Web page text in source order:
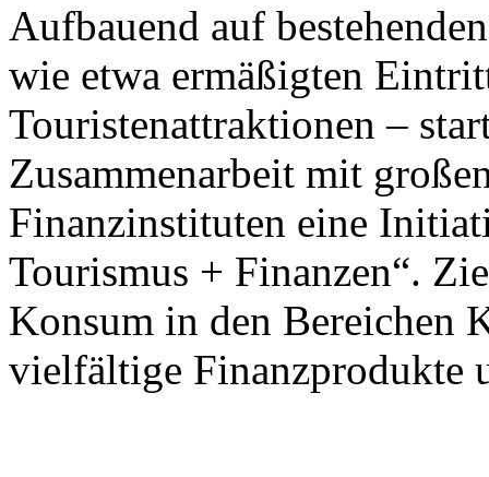
Aufbauend auf
wie etwa ermäßigten
Touristenattraktionen –
Zusammenarbeit mit
Finanzinstituten eine
Tourismus + Finanzen“.
Konsum in den Bereichen
vielfältige Finanzprodukte